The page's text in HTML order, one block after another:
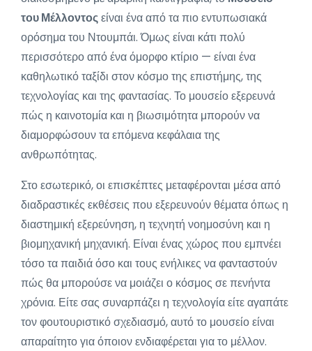
του Μέλλοντοςείναι ένα από τα πιο εντυπωσιακά
ορόσημα του Ντουμπάι. Όμως είναι κάτι πολύ
περισσότερο από ένα όμορφο κτίριο — είναι ένα
καθηλωτικό ταξίδι στον κόσμο της επιστήμης, της
τεχνολογίας και της φαντασίας. Το μουσείο εξερευνά
πώς η καινοτομία και η βιωσιμότητα μπορούν να
διαμορφώσουν τα επόμενα κεφάλαια της
ανθρωπότητας.
Στο εσωτερικό, οι επισκέπτες μεταφέρονται μέσα από
διαδραστικές εκθέσεις που εξερευνούν θέματα όπως η
διαστημική εξερεύνηση, η τεχνητή νοημοσύνη και η
βιομηχανική μηχανική. Είναι ένας χώρος που εμπνέει
τόσο τα παιδιά όσο και τους ενήλικες να φανταστούν
πώς θα μπορούσε να μοιάζει ο κόσμος σε πενήντα
χρόνια. Είτε σας συναρπάζει η τεχνολογία είτε αγαπάτε
τον φουτουριστικό σχεδιασμό, αυτό το μουσείο είναι
απαραίτητο για όποιον ενδιαφέρεται για το μέλλον.